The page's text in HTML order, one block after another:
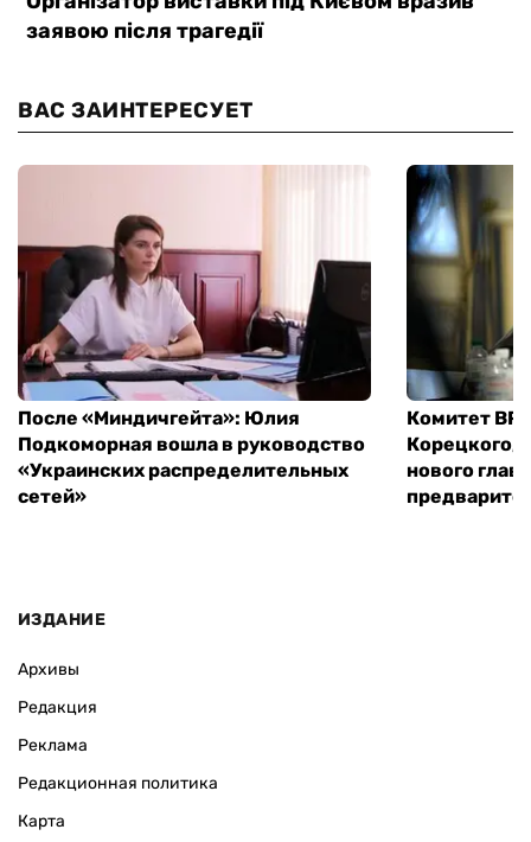
ВАС ЗАИНТЕРЕСУЕТ
После «Миндичгейта»: Юлия
Подкоморная вошла в руководство
«Украинских распределительных
сетей»
Комитет ВР
Корецкого,
нового
ИЗДАНИЕ
Архивы
Редакция
Реклама
Редакционная политика
Карта